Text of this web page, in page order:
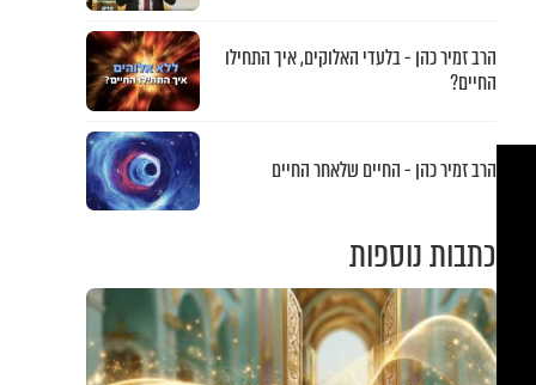
הרב זמיר כהן - בלעדי האלוקים, איך התחילו
החיים?
הרב זמיר כהן - החיים שלאחר החיים
כתבות נוספות